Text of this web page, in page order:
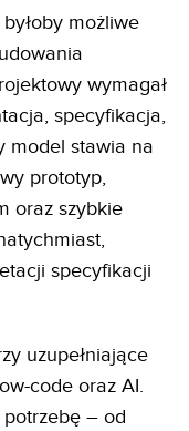
możliwe
wymagał
specyfikacja,
model stawia na
prototyp,
oraz szybkie
specyfikacji
uzupełniające
code oraz AI.
– od